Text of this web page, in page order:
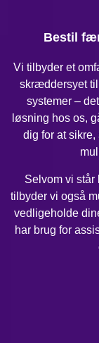
Bestil
Vi tilbyder et
skræddersyet
systemer –
løsning hos os,
dig for at
Selvom vi
tilbyder vi også
vedligeholde
har brug for